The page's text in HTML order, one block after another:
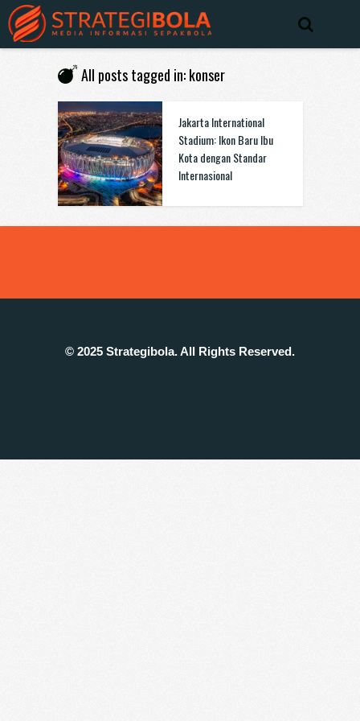
All posts tagged in: konser
Jakarta International
Stadium: Ikon Baru Ibu
Kota dengan Standar
Internasional
© 2025 Strategibola. All Rights Reserved.